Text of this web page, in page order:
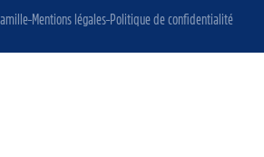
Mentions légales Politique de confidentialité